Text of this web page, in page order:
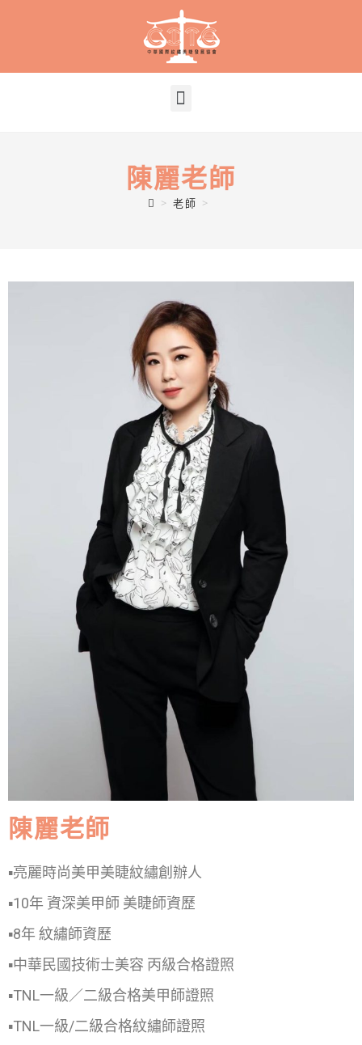
陳麗老師
> 老師 >
陳麗老師
▪亮麗時尚美甲美睫紋繡創辦人
▪10年 資深美甲師 美睫師資歷
▪8年 紋繡師資歷
▪中華民國技術士美容 丙級合格證照
▪TNL一級／二級合格美甲師證照
▪TNL一級/二級合格紋繡師證照